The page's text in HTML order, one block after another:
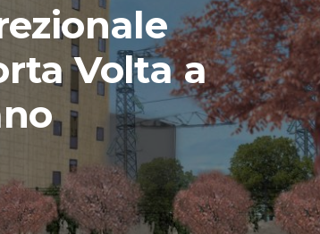
Volta a
STORIE
Urban Headquarters:
il workplace che
rigenera la città nel
nuovo talk di
NiiProgetti